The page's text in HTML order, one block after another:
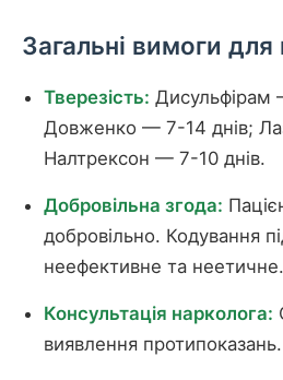
Загальні вимоги для
Тверезість: Дисульфірам
Довженко — 7-14 днів;
Налтрексон — 7-10 днів.
Добровільна згода:
добровільно. Кодування
неефективне та неетичне.
Консультація нарколога:
виявлення протипоказань.